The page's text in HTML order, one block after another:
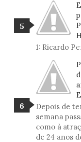
1: Ricardo
Depois de
semana
como à
de 24 anos